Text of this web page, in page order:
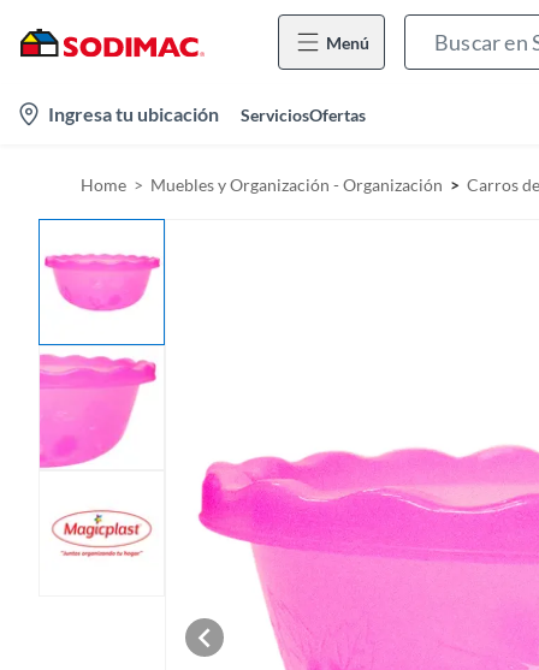
Menú
Ingresa tu ubicación ServiciosOfertas
Home Muebles y Organización - Organización Carros